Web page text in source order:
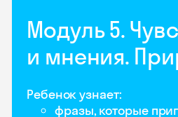
Модуль 5.
и мнения.
Ребенок узнает:
фразы, которые